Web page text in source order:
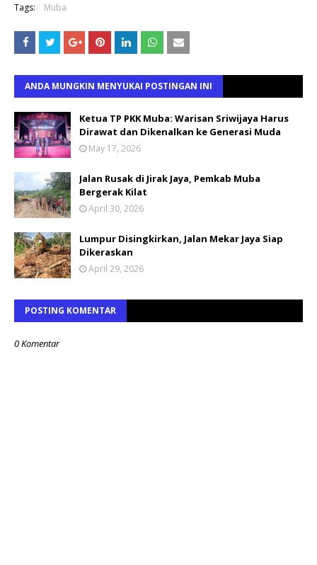
Tags: Muba
ANDA MUNGKIN MENYUKAI POSTINGAN INI
Ketua TP PKK Muba: Warisan Sriwijaya Harus
Dirawat dan Dikenalkan ke Generasi Muda
May 17, 2026
Jalan Rusak di Jirak Jaya, Pemkab Muba
Bergerak Kilat
April 30, 2026
Lumpur Disingkirkan, Jalan Mekar Jaya Siap
Dikeraskan
April 29, 2026
POSTING KOMENTAR
0 Komentar